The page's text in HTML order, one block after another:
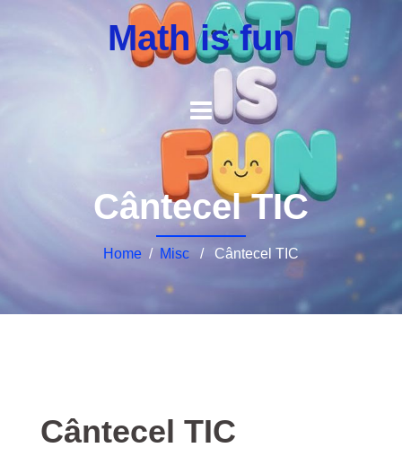
Math is fun
Cântecel TIC
Home / Misc / Cântecel TIC
Cântecel TIC